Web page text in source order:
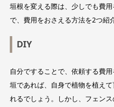
垣根を変える際は、少しでも費
で、費用をおさえる方法を2つ紹
DIY
自分ですることで、依頼する費
垣であれば、自身で植物を植え
れるでしょう。しかし、フェン